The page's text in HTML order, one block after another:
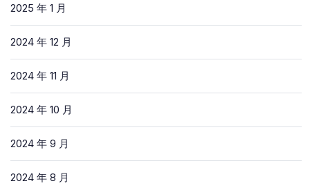
2025 年 1 月
2024 年 12 月
2024 年 11 月
2024 年 10 月
2024 年 9 月
2024 年 8 月